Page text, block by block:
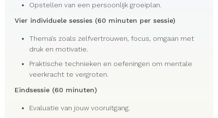
Opstellen van een persoonlijk groeiplan.
Vier individuele sessies (60 minuten per sessie)
Thema’s zoals zelfvertrouwen, focus, omgaan met
druk en motivatie.
Praktische technieken en oefeningen om mentale
veerkracht te vergroten.
Eindsessie (60 minuten)
Evaluatie van jouw vooruitgang.